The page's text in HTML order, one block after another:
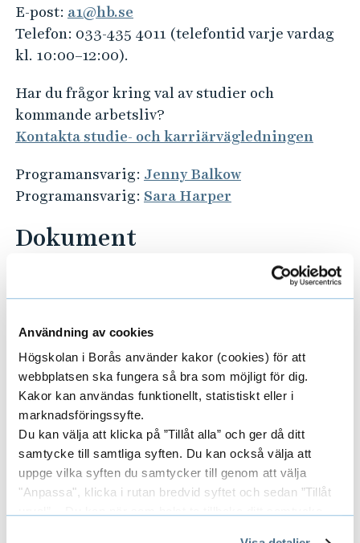
Användning av cookies
Högskolan i Borås använder kakor (cookies) för att
webbplatsen ska fungera så bra som möjligt för dig.
Kakor kan användas funktionellt, statistiskt eller i
marknadsföringssyfte.
Du kan välja att klicka på ”Tillåt alla” och ger då ditt
samtycke till samtliga syften. Du kan också välja att
uppge vilka syften du samtycker till genom att välja
"Anpassa", klicka i rutan bredvid syftet och sedan ”Tillåt
E-post: a1@hb.se
Telefon: 033-435 4011 (telefontid varje vardag
kl. 10:00–12:00).
Har du frågor kring val av studier och
kommande arbetsliv?
Kontakta studie- och karriärvägledningen
Programansvarig: Jenny Balkow
Programansvarig: Sara Harper
Dokument
Litteraturlistor finns i varje kursplan. Vänta
gärna tills du har haft första kurstillfället eller
kolla i lärplattformen Canvas innan du köper
kurslitteratur.
Våren 2026